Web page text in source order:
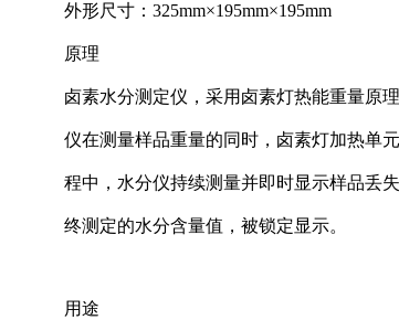
外形尺寸：325mm×195mm×195mm
原理
卤素水分测定仪，采用卤素灯热能重量原
仪在测量样品重量的同时，卤素灯加热单
程中，水分仪持续测量并即时显示样品丢
终测定的水分含量值，被锁定显示。
用途